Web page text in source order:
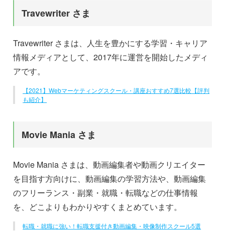
Travewriter さま
Travewriter さまは、人生を豊かにする学習・キャリア
情報メディアとして、2017年に運営を開始したメディ
アです。
【2021】Webマーケティングスクール・講座おすすめ7選比較【評判
も紹介】
Movie Mania さま
Movie Mania さまは、動画編集者や動画クリエイター
を目指す方向けに、動画編集の学習方法や、動画編集
のフリーランス・副業・就職・転職などの仕事情報
を、どこよりもわかりやすくまとめています。
転職・就職に強い！転職支援付き動画編集・映像制作スクール5選